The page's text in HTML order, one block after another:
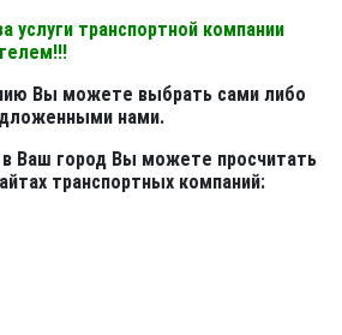
услуги транспортной компании
Вы можете выбрать сами либо
нами.
Ваш город Вы можете просчитать
транспортных компаний: